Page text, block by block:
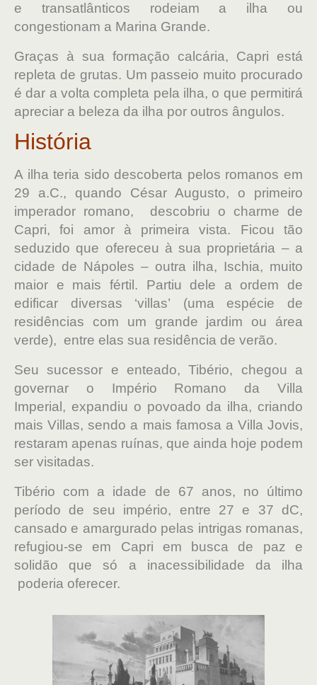
e transatlânticos rodeiam a ilha ou
congestionam a Marina Grande.
Graças à sua formação calcária, Capri está
repleta de grutas. Um passeio muito procurado
é dar a volta completa pela ilha, o que permitirá
apreciar a beleza da ilha por outros ângulos.
História
A ilha teria sido descoberta pelos romanos em
29 a.C., quando César Augusto, o primeiro
imperador romano, descobriu o charme de
Capri, foi amor à primeira vista. Ficou tão
seduzido que ofereceu à sua proprietária – a
cidade de Nápoles – outra ilha, Ischia, muito
maior e mais fértil. Partiu dele a ordem de
edificar diversas ‘villas’ (uma espécie de
residências com um grande jardim ou área
verde), entre elas sua residência de verão.
Seu sucessor e enteado, Tibério, chegou a
governar o Império Romano da Villa
Imperial, expandiu o povoado da ilha, criando
mais Villas, sendo a mais famosa a Villa Jovis,
restaram apenas ruínas, que ainda hoje podem
ser visitadas.
Tibério com a idade de 67 anos, no último
período de seu império, entre 27 e 37 dC,
cansado e amargurado pelas intrigas romanas,
refugiou-se em Capri em busca de paz e
solidão que só a inacessibilidade da ilha
poderia oferecer.